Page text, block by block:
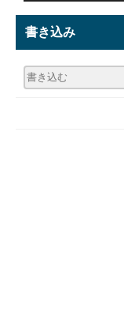
書き込み